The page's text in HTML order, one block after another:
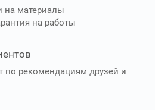
на материалы
на работы
по рекомендациям друзей и